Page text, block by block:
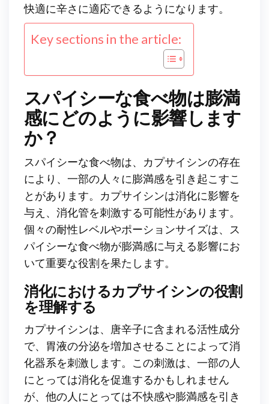
快適に辛さに適応できるようになります。
Key sections in the article:
スパイシーな食べ物は膨満
感にどのように影響します
か？
スパイシーな食べ物は、カプサイシンの存在
により、一部の人々に膨満感を引き起こすこ
とがあります。カプサイシンは消化に影響を
与え、消化管を刺激する可能性があります。
個々の耐性レベルやポーションサイズは、ス
パイシーな食べ物が膨満感に与える影響にお
いて重要な役割を果たします。
消化におけるカプサイシンの役割
を理解する
カプサイシンは、唐辛子に含まれる活性成分
で、胃液の分泌を増加させることによって消
化器系を刺激します。この刺激は、一部の人
にとっては消化を促進するかもしれません
が、他の人にとっては不快感や膨満感を引き